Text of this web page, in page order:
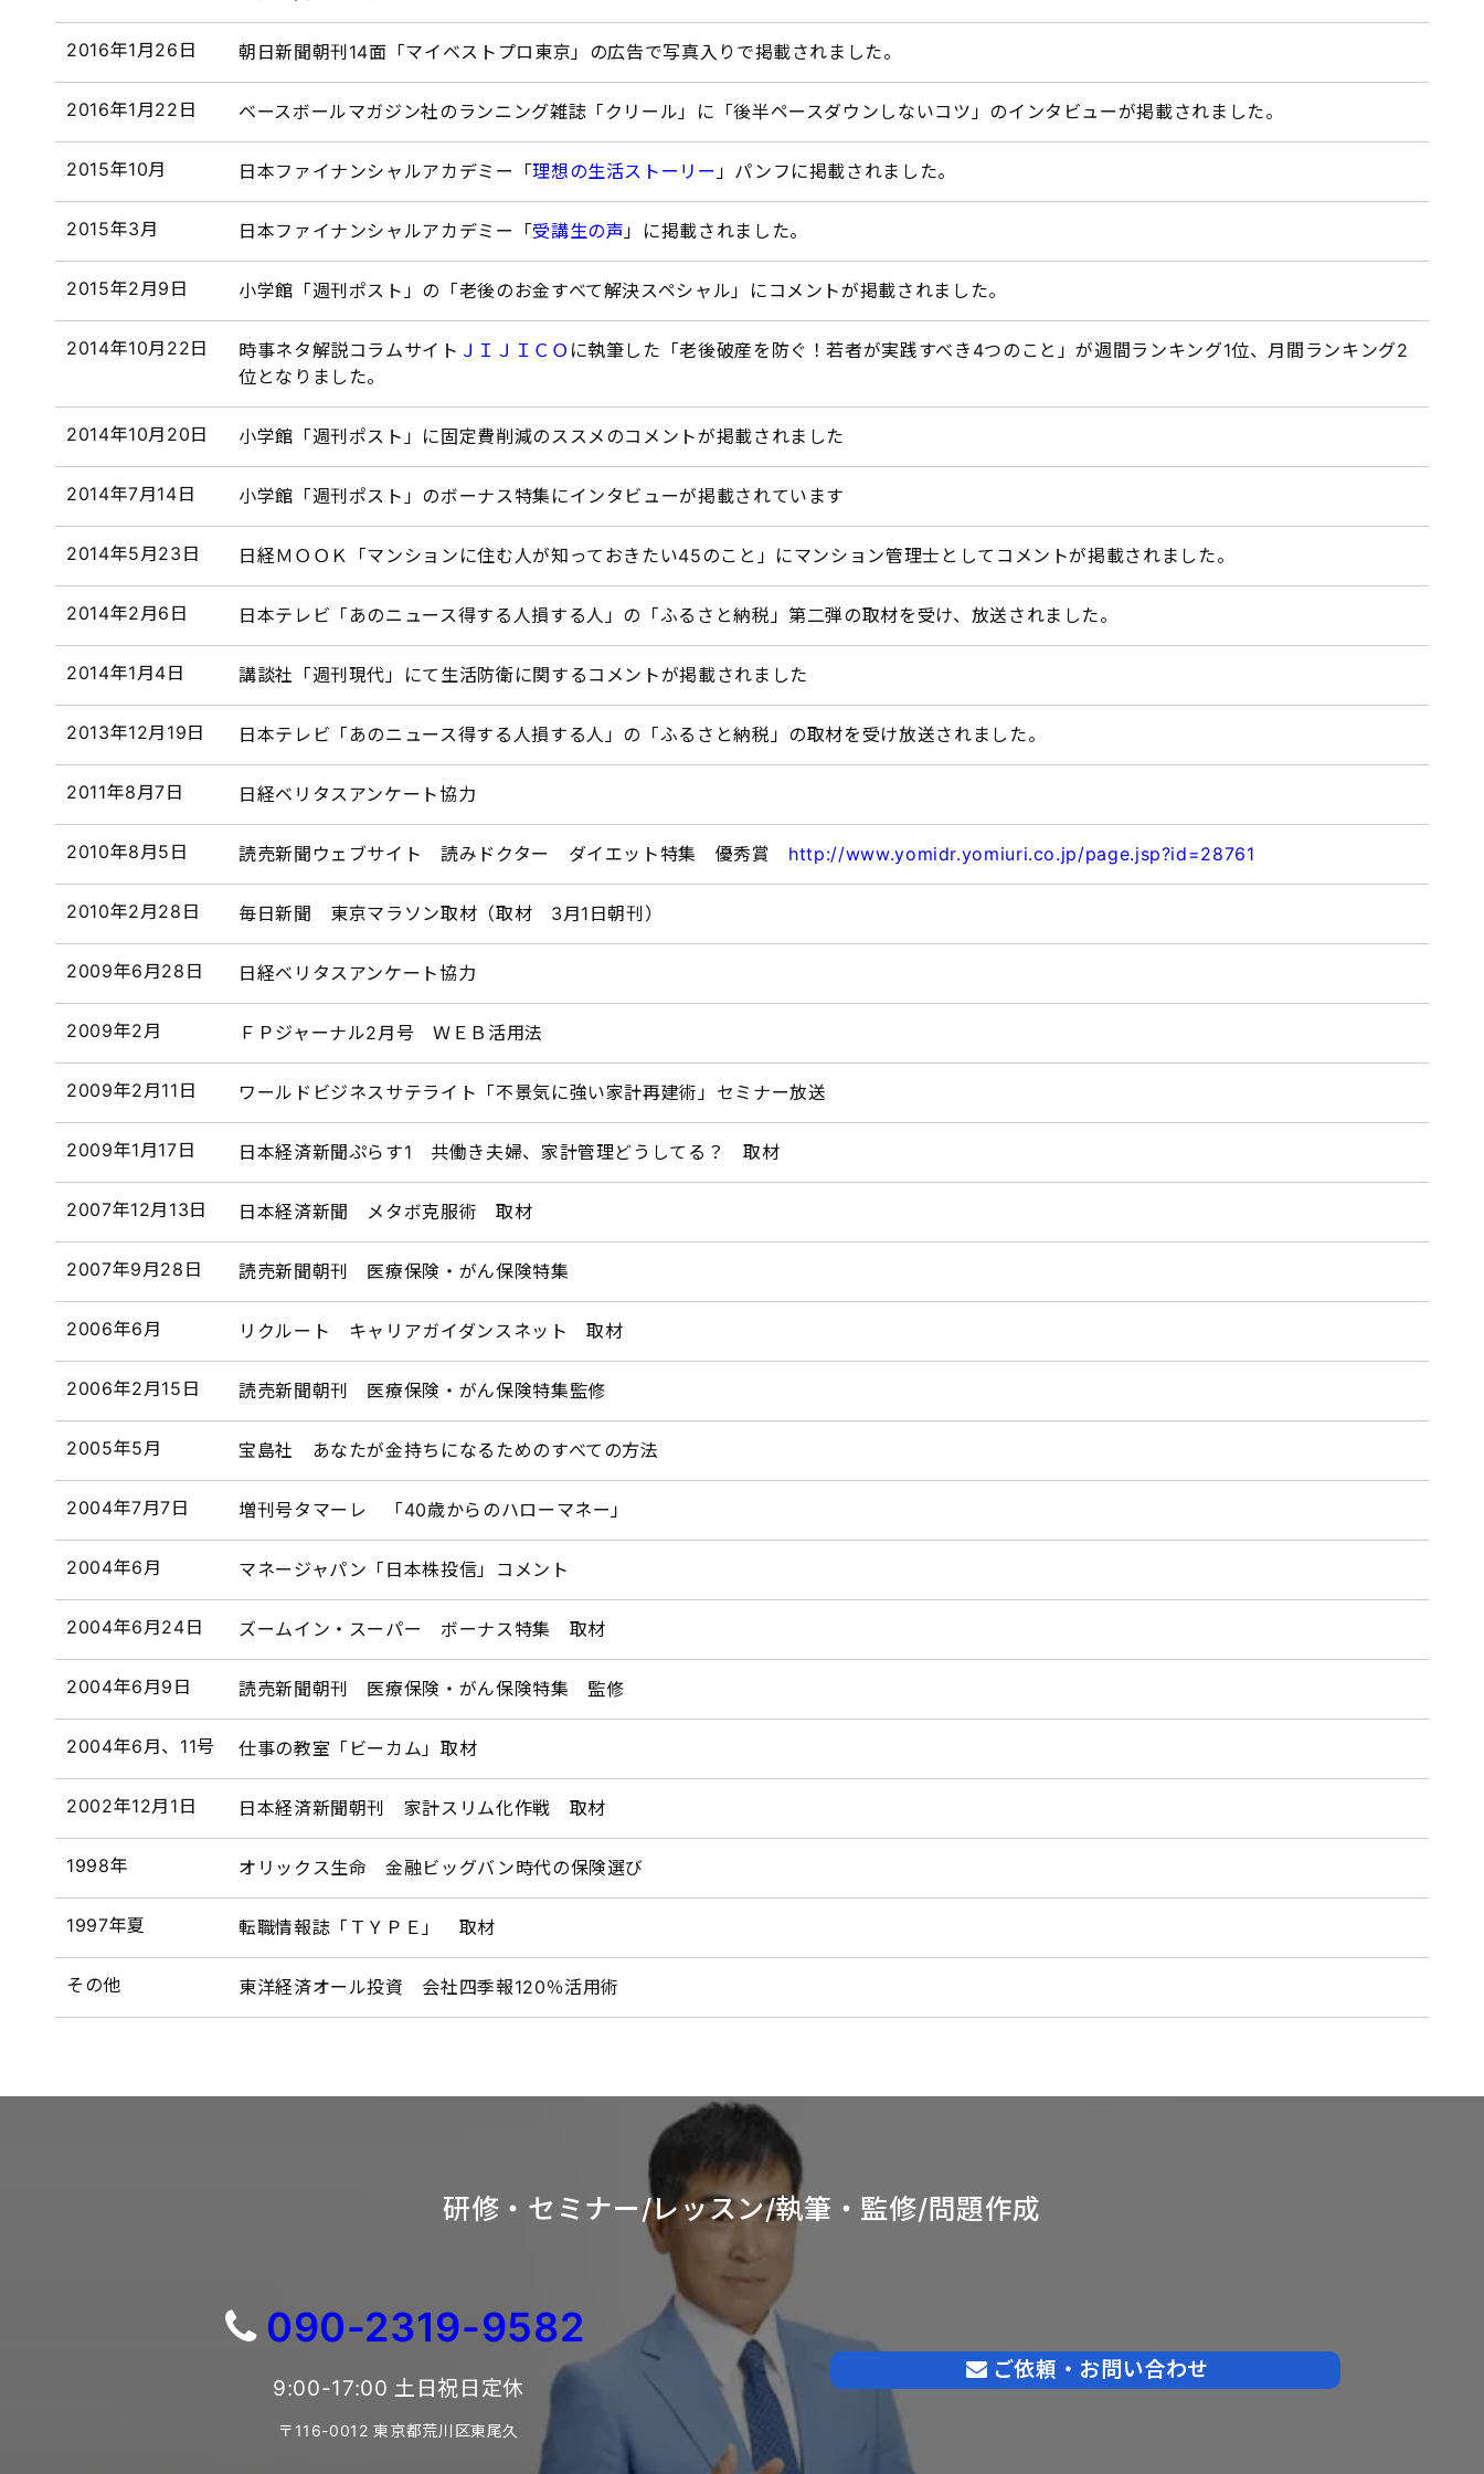
2016年1月26日 朝日新聞朝刊14面「マイベストプロ東京」の広告で写真入りで掲載されました。
2016年1月22日 ベースボールマガジン社のランニング雑誌「クリール」に「後半ペースダウンしないコツ」のインタビューが掲載されました。
2015年10月 日本ファイナンシャルアカデミー「理想の生活ストーリー 」パンフに掲載されました。
2015年3月 日本ファイナンシャルアカデミー「受講生の声」に掲載されました。
2015年2月9日 小学館「週刊ポスト」の「老後のお金すべて解決スペシャル」にコメントが掲載されました。
2014年10月22日 時事ネタ解説コラムサイト ＪＩＪＩＣＯ に執筆した「老後破産を防ぐ！若者が実践すべき4つのこと」が週間ランキング1位、月間ランキング2
位となりました。
2014年10月20日 小学館「週刊ポスト」に固定費削減のススメのコメントが掲載されました
2014年7月14日 小学館「週刊ポスト」のボーナス特集にインタビューが掲載されています
2014年5月23日 日経ＭＯＯＫ「マンションに住む人が知っておきたい45のこと」にマンション管理士としてコメントが掲載されました。
2014年2月6日 日本テレビ「あのニュース得する人損する人」の「ふるさと納税」第二弾の取材を受け、放送されました。
2014年1月4日 講談社「週刊現代」にて生活防衛に関するコメントが掲載されました
2013年12月19日 日本テレビ「あのニュース得する人損する人」の「ふるさと納税」の取材を受け放送されました。
2011年8月7日 日経ベリタスアンケート協力
2010年8月5日 読売新聞ウェブサイト 読みドクター ダイエット特集 優秀賞 http://www.yomidr.yomiuri.co.jp/page.jsp?id=28761
2010年2月28日 毎日新聞 東京マラソン取材（取材 3月1日朝刊）
2009年6月28日 日経ベリタスアンケート協力
2009年2月 ＦＰジャーナル2月号 ＷＥＢ活用法
2009年2月11日 ワールドビジネスサテライト「不景気に強い家計再建術」セミナー放送
2009年1月17日 日本経済新聞ぷらす1 共働き夫婦、家計管理どうしてる？ 取材
2007年12月13日 日本経済新聞 メタボ克服術 取材
2007年9月28日 読売新聞朝刊 医療保険・がん保険特集
2006年6月 リクルート キャリアガイダンスネット 取材
2006年2月15日 読売新聞朝刊 医療保険・がん保険特集監修
2005年5月 宝島社 あなたが金持ちになるためのすべての方法
2004年7月7日 増刊号タマーレ 「40歳からのハローマネー」
2004年6月 マネージャパン「日本株投信」コメント
2004年6月24日 ズームイン・スーパー ボーナス特集 取材
2004年6月9日 読売新聞朝刊 医療保険・がん保険特集 監修
2004年6月、11号 仕事の教室「ビーカム」取材
2002年12月1日 日本経済新聞朝刊 家計スリム化作戦 取材
1998年 オリックス生命 金融ビッグバン時代の保険選び
1997年夏 転職情報誌「ＴＹＰＥ」 取材
その他 東洋経済オール投資 会社四季報120％活用術
研修・セミナー/レッスン/執筆・監修/問題作成
090-2319-9582
9:00-17:00 土日祝日定休
〒116-0012 東京都荒川区東尾久
ご依頼・お問い合わせ